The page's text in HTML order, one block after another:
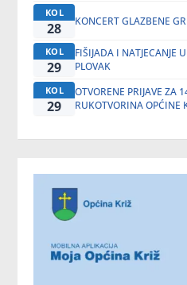
KOL
28 KONCERT GLAZBENE
KOL
29
FIŠIJADA I NATJECANJE
PLOVAK
KOL
29
OTVORENE PRIJAVE ZA
RUKOTVORINA OPĆINE